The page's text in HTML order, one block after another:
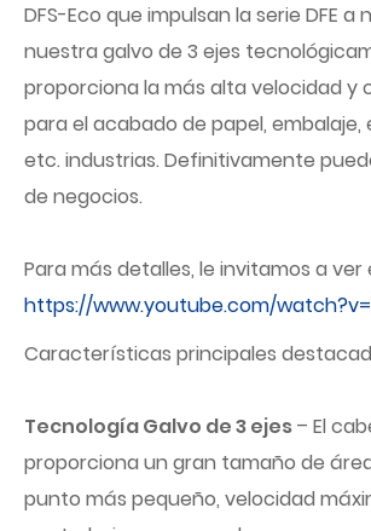
DFS-Eco que impulsan la serie DFE a
nuestra galvo de 3 ejes
proporciona la más alta velocidad
para el acabado de papel,
etc. industrias. Definitivamente
de negocios.
Para más detalles, le invitamos a
https://www.youtube.com/
Características principales
Tecnología Galvo de 3 ejes– El
proporciona un gran tamaño de
punto más pequeño, velocidad